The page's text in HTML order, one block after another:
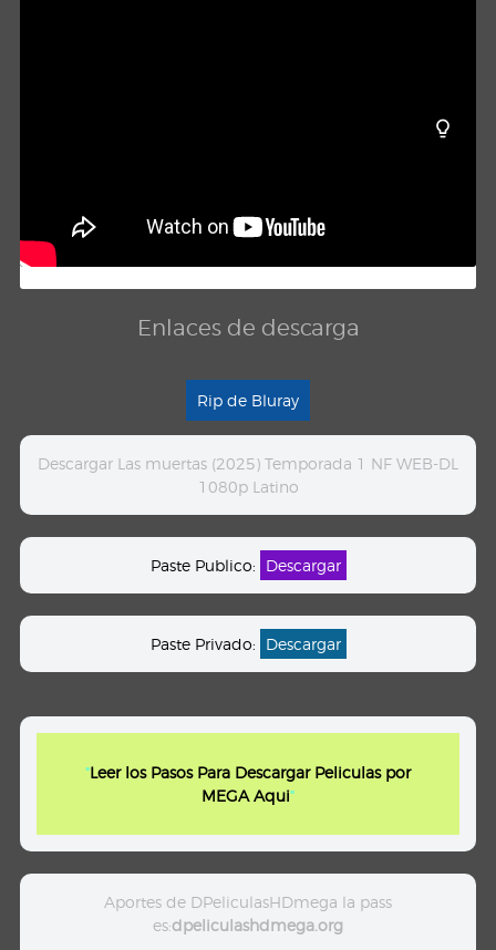
Enlaces de descarga
Rip de Bluray
Descargar Las muertas (2025) Temporada 1 NF WEB-DL
1080p Latino
Paste Publico: Descargar
Paste Privado: Descargar
"Leer los Pasos Para Descargar Peliculas por
MEGA Aqui"
Aportes de DPeliculasHDmega la pass
es:dpeliculashdmega.org